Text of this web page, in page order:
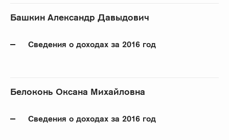
Башкин Александр Давыдович
Сведения о доходах за 2016 год
Белоконь Оксана Михайловна
Сведения о доходах за 2016 год